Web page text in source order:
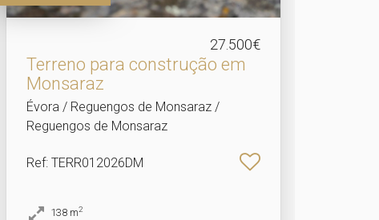
27.500€
Terreno para construção em
Monsaraz
Évora / Reguengos de Monsaraz /
Reguengos de Monsaraz
Ref: TERR012026DM
138 m2